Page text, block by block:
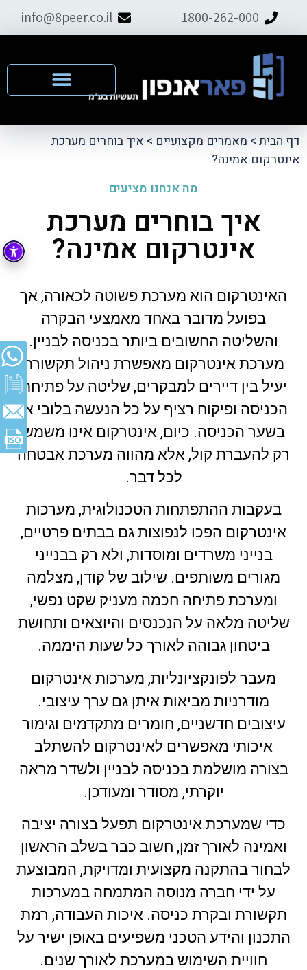
1800-262-000
info@8peer.co.il
דף הבית> מאמרים מקצועיים > איך בוחרים מערכת
אינטרקום אמינה?
מה אנחנו מציעים
איך בוחרים מערכת
אינטרקום אמינה?
האינטרקום הוא מערכת פשוטה לכאורה, אך
בפועל מדובר באחד מאמצעי הבקרה
והשליטה החשובים ביותר בכניסה לבניין.
מערכת אינטרקום מאפשרת ניהול תקשורת
יעיל בין דיירים למבקרים, שליטה על פתיחת
הכניסה ופיקוח רציף על כל הנעשה בלובי או
בשער הכניסה. כיום, אינטרקום אינו משמש
רק להעברת קול, אלא מהווה מערכת אבטחה
לכל דבר.
בעקבות ההתפתחות הטכנולוגית, מערכות
אינטרקום הפכו לנפוצות גם בבתים פרטיים,
בנייני משרדים ומוסדות, ולא רק בבנייני
מגורים משותפים. שילוב של קודן, מצלמה
ומערכת פתיחה חכמה מעניק שקט נפשי,
שליטה מלאה על הנכנסים והיוצאים ותחושת
ביטחון גבוהה לאורך כל שעות היממה.
מעבר לפונקציונליות, מערכות אינטרקום
מודרניות מביאות איתן גם ערך עיצובי.
עיצובים חדשניים, חומרים מתקדמים וגימור
איכותי מאפשרים לאינטרקום להשתלב
בצורה מושלמת בכניסה לבניין ולשדר מראה
יוקרתי, מסודר ומעודכן.
כדי שמערכת אינטרקום תפעל בצורה יציבה
ואמינה לאורך זמן, חשוב כבר בשלב הראשון
לבחור בהתקנה מקצועית ומדויקת, המבוצעת
על ידי חברה מנוסה המתמחה במערכות
תקשורת ובקרת כניסה. איכות העבודה, רמת
התכנון והידע הטכני משפיעים באופן ישיר על
חוויית השימוש במערכת לאורך שנים.